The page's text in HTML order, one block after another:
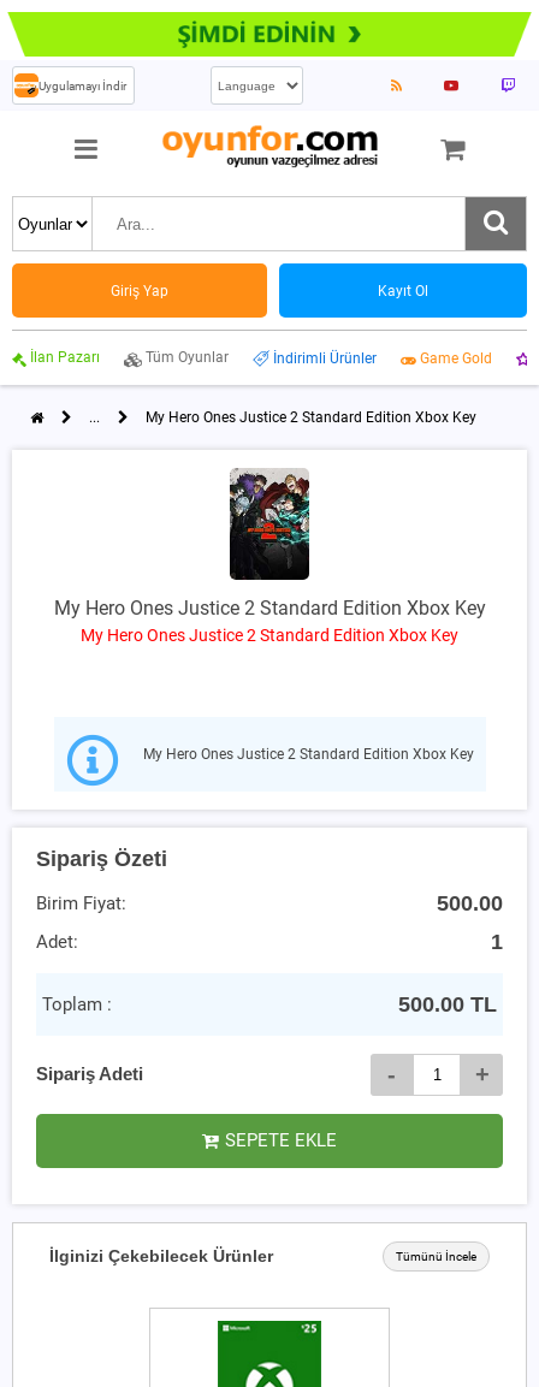
Uygulamayı İndir
Giriş Yap Kayıt Ol
İlan Pazarı Tüm Oyunlar İndirimli Ürünler Game Gold
... My Hero Ones Justice 2 Standard Edition Xbox Key
My Hero Ones Justice 2 Standard Edition Xbox Key
My Hero Ones Justice 2 Standard Edition Xbox Key
My Hero Ones Justice 2 Standard Edition Xbox Key
Sipariş Özeti
Birim Fiyat: 500.00
Adet: 1
Toplam : 500.00 TL
Sipariş Adeti - +
SEPETE EKLE
İlginizi Çekebilecek Ürünler Tümünü İncele